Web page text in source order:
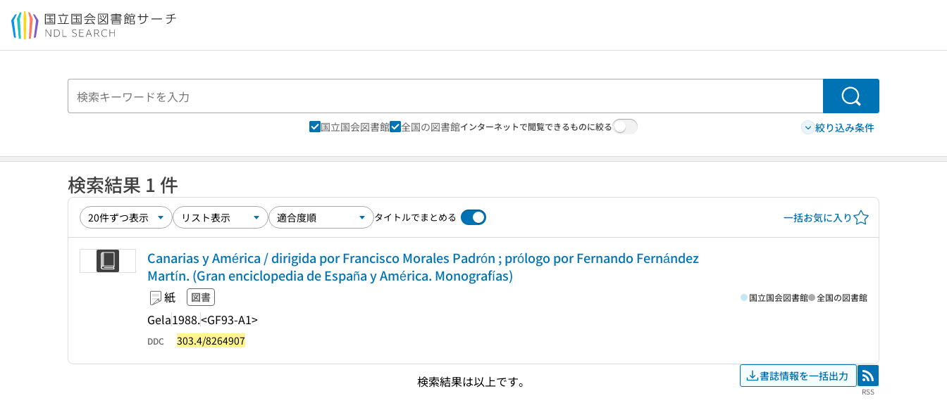
本文へ移動
検索
国立国会図書館 全国の図書館インターネットで閲覧できるものに絞る 絞り込み条件
検索結果 1 件
タイトルでまとめる 一括お気に入り
Canarias y América / dirigida por Francisco Morales Padrón ; prólogo por Fernando Fernández
Martín. (Gran enciclopedia de España y América. Monografías)
紙 図書
Gela1988.<GF93-A1>
国立国会図書館 全国の図書館
DDC 303.4/8264907
検索結果は以上です。 書誌情報を一括出力 RSS
RSS